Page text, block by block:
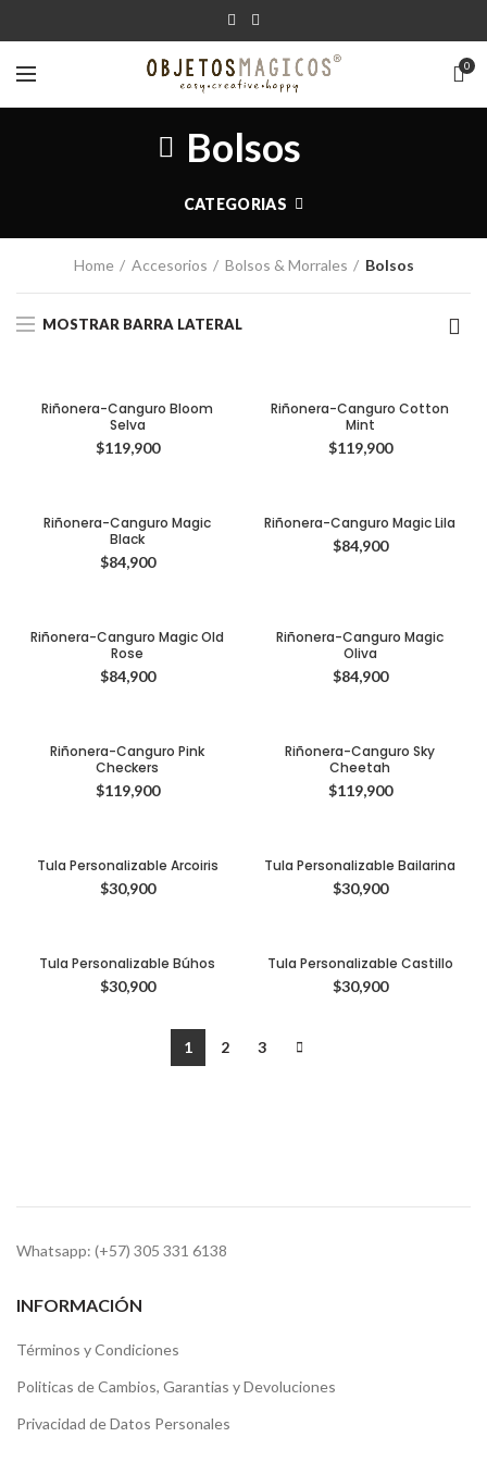
0
Bolsos
CATEGORIAS
Home Accesorios Bolsos & Morrales Bolsos
MOSTRAR BARRA LATERAL
Riñonera-Canguro Bloom
Selva
$119,900
Riñonera-Canguro Cotton
Mint
$119,900
Riñonera-Canguro Magic
Black
$84,900
Riñonera-Canguro Magic Lila
$84,900
Riñonera-Canguro Magic Old
Rose
$84,900
Riñonera-Canguro Magic
Oliva
$84,900
Riñonera-Canguro Pink
Checkers
$119,900
Riñonera-Canguro Sky
Cheetah
$119,900
Tula Personalizable Arcoiris
$30,900
Tula Personalizable Bailarina
$30,900
Tula Personalizable Búhos
$30,900
Tula Personalizable Castillo
$30,900
1 2 3
Whatsapp: (+57) 305 331 6138
INFORMACIÓN
Términos y Condiciones
Politicas de Cambios, Garantias y Devoluciones
Privacidad de Datos Personales